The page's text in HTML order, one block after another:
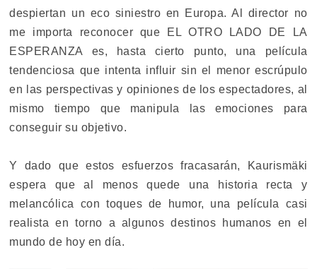
despiertan un eco siniestro en Europa. Al director no
me importa reconocer que EL OTRO LADO DE LA
ESPERANZA es, hasta cierto punto, una película
tendenciosa que intenta influir sin el menor escrúpulo
en las perspectivas y opiniones de los espectadores, al
mismo tiempo que manipula las emociones para
conseguir su objetivo.
Y dado que estos esfuerzos fracasarán, Kaurismäki
espera que al menos quede una historia recta y
melancólica con toques de humor, una película casi
realista en torno a algunos destinos humanos en el
mundo de hoy en día.